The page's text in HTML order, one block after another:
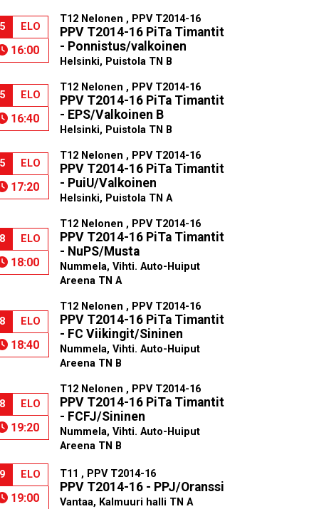
ELO
16:00
T12 Nelonen , PPV T2014-16
PPV T2014-16 PiTa Timantit
- Ponnistus/valkoinen
Helsinki, Puistola TN B
ELO
16:40
T12 Nelonen , PPV T2014-16
PPV T2014-16 PiTa Timantit
- EPS/Valkoinen B
Helsinki, Puistola TN B
ELO
17:20
T12 Nelonen , PPV T2014-16
PPV T2014-16 PiTa Timantit
- PuiU/Valkoinen
Helsinki, Puistola TN A
ELO
18:00
T12 Nelonen , PPV T2014-16
PPV T2014-16 PiTa Timantit
- NuPS/Musta
Nummela, Vihti. Auto-Huiput
Areena TN A
ELO
18:40
T12 Nelonen , PPV T2014-16
PPV T2014-16 PiTa Timantit
- FC Viikingit/Sininen
Nummela, Vihti. Auto-Huiput
Areena TN B
ELO
19:20
T12 Nelonen , PPV T2014-16
PPV T2014-16 PiTa Timantit
- FCFJ/Sininen
Nummela, Vihti. Auto-Huiput
Areena TN B
ELO
19:00
T11 , PPV T2014-16
PPV T2014-16 - PPJ/Oranssi
Vantaa, Kalmuuri halli TN A